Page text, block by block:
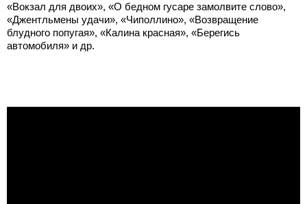
«Вокзал для двоих», «О бедном гусаре замолвите слово»,
«Джентльмены удачи», «Чиполлино», «Возвращение
блудного попугая», «Калина красная», «Берегись
автомобиля» и др.